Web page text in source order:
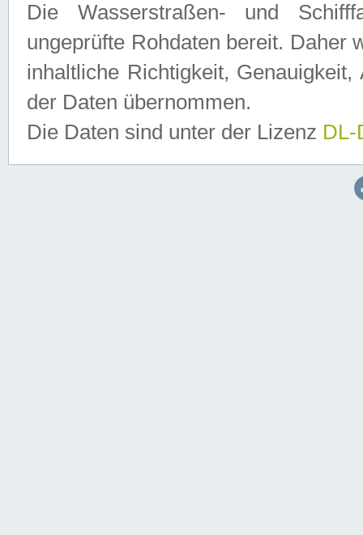
Die Wasserstraßen- und
ungeprüfte Rohdaten bereit. Daher
inhaltliche Richtigkeit,
der Daten übernommen.
Die Daten sind unter der Lizenz